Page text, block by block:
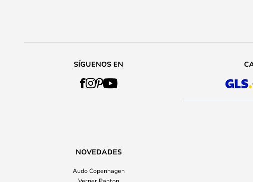
SÍGUENOS EN
NOVEDADES
Audo Copenhagen